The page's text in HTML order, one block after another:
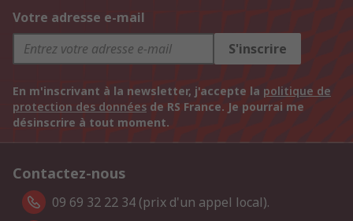
Votre adresse e-mail
S'inscrire
En m'inscrivant à la newsletter, j'accepte la politique de
protection des données de RS France. Je pourrai me
désinscrire à tout moment.
Contactez-nous
09 69 32 22 34 (prix d'un appel local).